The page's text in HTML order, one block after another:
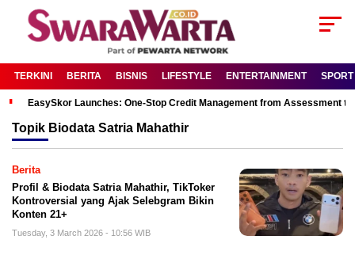
TERKINI BERITA BISNIS LIFESTYLE ENTERTAINMENT SPORT
EasySkor Launches: One-Stop Credit Management from Assessment
Topik Biodata Satria Mahathir
Berita
Profil & Biodata Satria Mahathir, TikToker
Kontroversial yang Ajak Selebgram Bikin
Konten 21+
Tuesday, 3 March 2026 - 10:56 WIB